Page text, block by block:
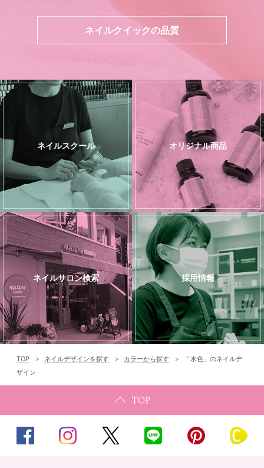
ネイルクイックの品質
ネイルスクール オリジナル商品
ネイルサロン検索 採用情報
TOP ネイルデザインを探す カラーから探す
「水色」のネイルデ
ザイン